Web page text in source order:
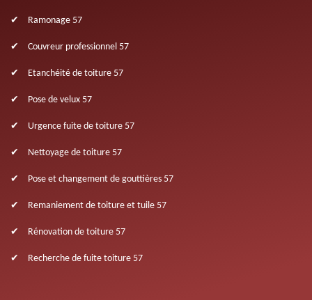
Ramonage 57
Couvreur professionnel 57
Etanchéité de toiture 57
Pose de velux 57
Urgence fuite de toiture 57
Nettoyage de toiture 57
Pose et changement de gouttières 57
Remaniement de toiture et tuile 57
Rénovation de toiture 57
Recherche de fuite toiture 57